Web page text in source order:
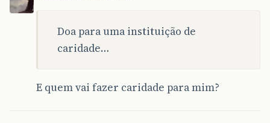
Doa para uma instituição de
caridade…
E quem vai fazer caridade para mim?